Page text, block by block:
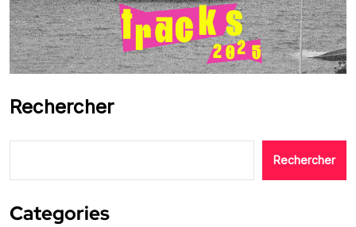
Rechercher
Rechercher
Categories